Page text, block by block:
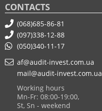
CONTACTS
(068)685-86-81
(097)338-12-88
(050)340-11-17
af@audit-invest.com.ua
mail@audit-invest.com.ua
Working hours
Mn-Fr: 08:00-19:00,
St, Sn - weekend